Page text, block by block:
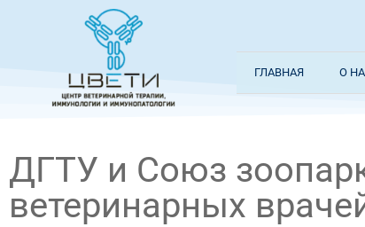
ГЛАВНАЯ О
ДГТУ и Союз
ветеринарных